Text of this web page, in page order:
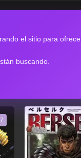
el sitio para
buscando.